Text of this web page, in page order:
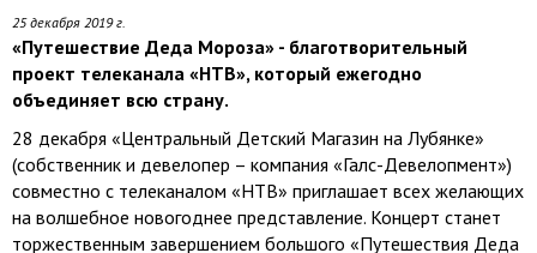
25 декабря 2019 г.
«Путешествие Деда Мороза» - благотворительный
проект телеканала «НТВ», который ежегодно
объединяет всю страну.
28 декабря «Центральный Детский Магазин на Лубянке»
(собственник и девелопер – компания «Галс-Девелопмент»)
совместно с телеканалом «НТВ» приглашает всех желающих
на волшебное новогоднее представление. Концерт станет
торжественным завершением большого «Путешествия Деда